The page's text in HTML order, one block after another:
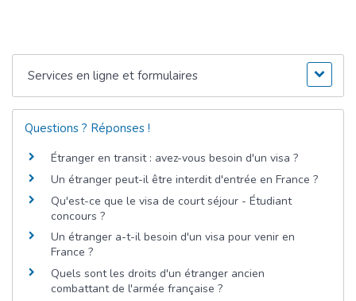
Services en ligne et formulaires
Questions ? Réponses !
Étranger en transit : avez-vous besoin d'un visa ?
Un étranger peut-il être interdit d'entrée en France ?
Qu'est-ce que le visa de court séjour - Étudiant
concours ?
Un étranger a-t-il besoin d'un visa pour venir en
France ?
Quels sont les droits d'un étranger ancien
combattant de l'armée française ?